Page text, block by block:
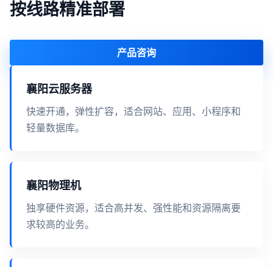
按线路精准部署
产品咨询
襄阳云服务器
快速开通，弹性扩容，适合网站、应用、小程序和
轻量数据库。
襄阳物理机
独享硬件资源，适合高并发、强性能和资源隔离要
求较高的业务。